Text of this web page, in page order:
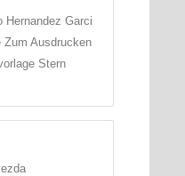
Hernandez Garci
Zum Ausdrucken
Stern